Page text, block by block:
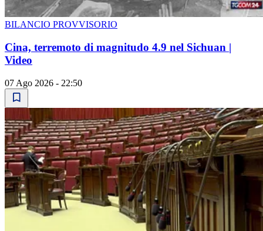
BILANCIO PROVVISORIO
Cina, terremoto di magnitudo 4.9 nel Sichuan |
Video
07 Ago 2026 - 22:50